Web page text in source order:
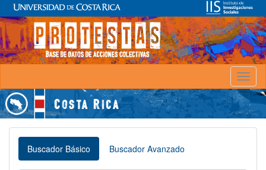
Buscador Básico Buscador Avanzado